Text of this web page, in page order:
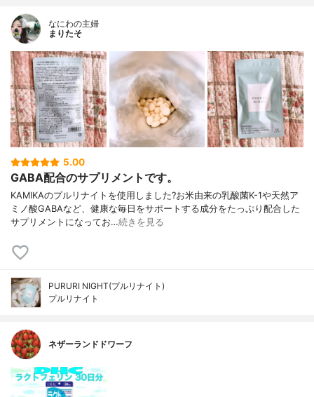
なにわの主婦
まりたそ
5.00
GABA配合のサプリメントです。
KAMIKAのプルリナイトを使用しました?お米由来の乳酸菌K-1や天然ア
ミノ酸GABAなど、健康な毎日をサポートする成分をたっぷり配合した
サプリメントになってお…続きを見る
PURURI NIGHT(プルリナイト)
プルリナイト
ネザーランドドワーフ